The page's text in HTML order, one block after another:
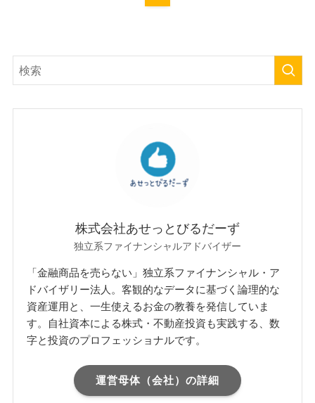
株式会社あせっとびるだーず
独立系ファイナンシャルアドバイザー
「金融商品を売らない」独立系ファイナンシャル・ア
ドバイザリー法人。客観的なデータに基づく論理的な
資産運用と、一生使えるお金の教養を発信していま
す。自社資本による株式・不動産投資も実践する、数
字と投資のプロフェッショナルです。
運営母体（会社）の詳細